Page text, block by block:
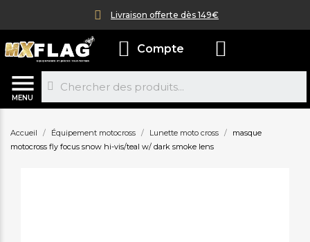
Livraison offerte dès 149€
MENU
Compte
Accueil Équipement motocross Lunette moto cross
masque
motocross fly focus snow hi-vis/teal w/ dark smoke lens